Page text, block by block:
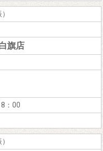
旗店
：00